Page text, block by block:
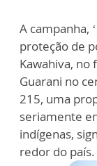
A campanha,
proteção de
Kawahiva,
Guarani no
215, uma
seriamente
indígenas,
redor do país.